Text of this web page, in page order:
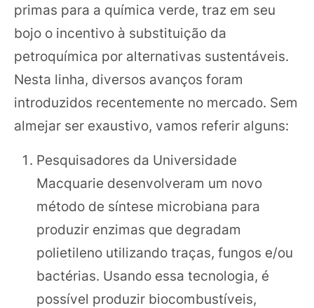
primas para a química verde, traz em seu
bojo o incentivo à substituição da
petroquímica por alternativas sustentáveis.
Nesta linha, diversos avanços foram
introduzidos recentemente no mercado. Sem
almejar ser exaustivo, vamos referir alguns:
Pesquisadores da Universidade
Macquarie desenvolveram um novo
método de síntese microbiana para
produzir enzimas que degradam
polietileno utilizando traças, fungos e/ou
bactérias. Usando essa tecnologia, é
possível produzir biocombustíveis,